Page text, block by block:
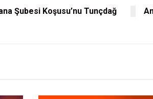
Şubesi Koşusu’nu Tunçdağ